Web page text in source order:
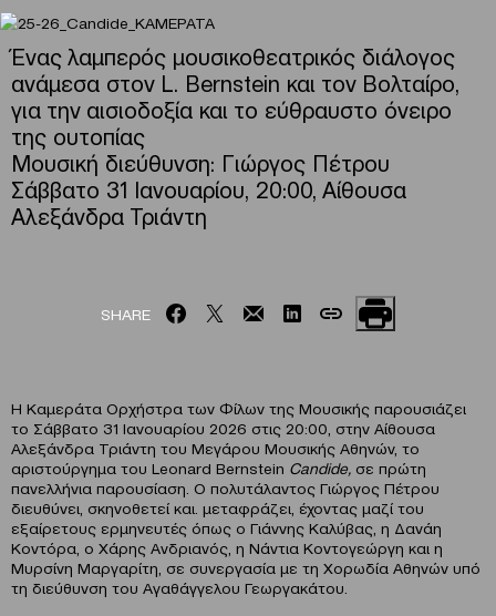
Ένας λαμπερός μουσικοθεατρικός διάλογος
ανάμεσα στον L. Bernstein και τον Βολταίρο,
για την αισιοδοξία και το εύθραυστο όνειρο
της ουτοπίας
Μουσική διεύθυνση: Γιώργος Πέτρου
Σάββατο 31 Ιανουαρίου, 20:00, Αίθουσα
Αλεξάνδρα Τριάντη
SHARE
Η Καμεράτα Ορχήστρα των Φίλων της Μουσικής παρουσιάζει
το Σάββατο 31 Ιανουαρίου 2026 στις 20:00, στην Αίθουσα
Αλεξάνδρα Τριάντη του Μεγάρου Μουσικής Αθηνών, το
αριστούργημα του Leonard Bernstein Candide, σε πρώτη
πανελλήνια παρουσίαση. Ο πολυτάλαντος Γιώργος Πέτρου
διευθύνει, σκηνοθετεί και. μεταφράζει, έχοντας μαζί του
εξαίρετους ερμηνευτές όπως ο Γιάννης Καλύβας, η Δανάη
Κοντόρα, ο Χάρης Ανδριανός, η Νάντια Κοντογεώργη και η
Μυρσίνη Μαργαρίτη, σε συνεργασία με τη Χορωδία Αθηνών υπό
τη διεύθυνση του Αγαθάγγελου Γεωργακάτου.